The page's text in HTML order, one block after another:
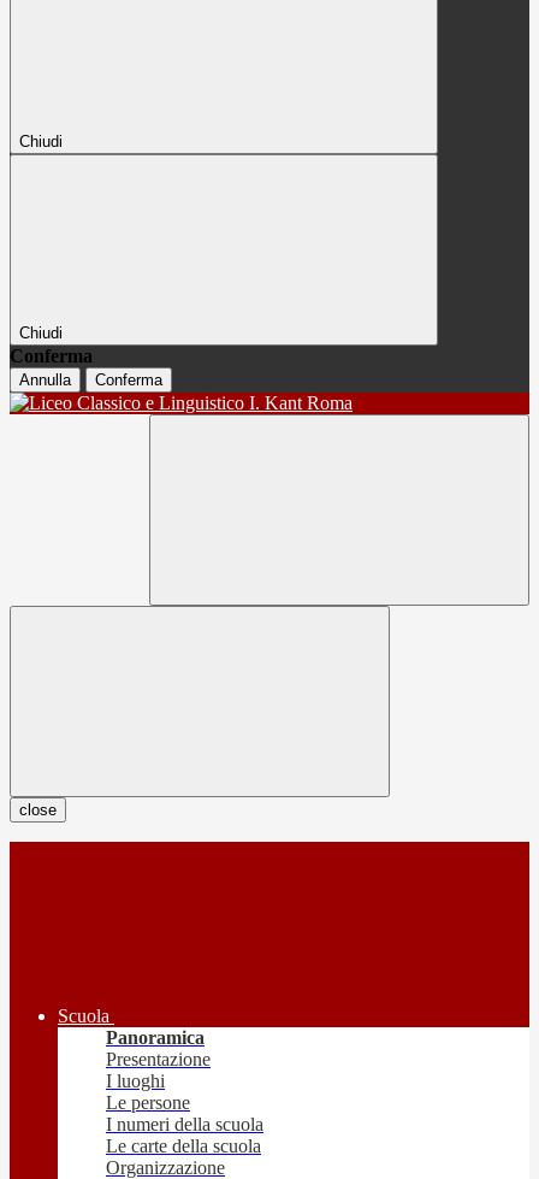
Chiudi
Chiudi
Conferma
Annulla Conferma
close
Scuola
Panoramica
Presentazione
I luoghi
Le persone
I numeri della scuola
Le carte della scuola
Organizzazione